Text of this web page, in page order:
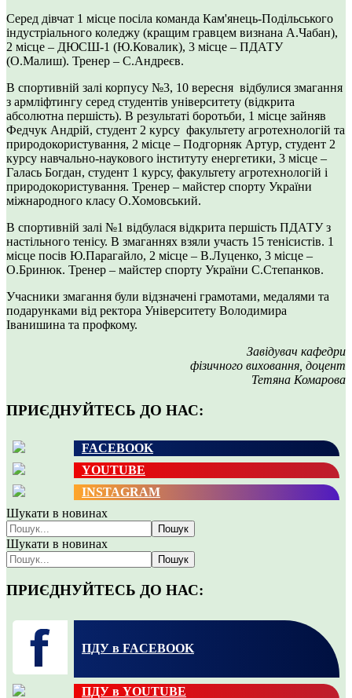
Серед дівчат 1 місце посіла команда Кам'янець-Подільського
індустріального коледжу (кращим гравцем визнана А.Чабан),
2 місце – ДЮСШ-1 (Ю.Ковалик), 3 місце – ПДАТУ
(О.Малиш). Тренер – С.Андреєв.
В спортивній залі корпусу №3, 10 вересня відбулися змагання
з армліфтингу серед студентів університету (відкрита
абсолютна першість). В результаті боротьби, 1 місце зайняв
Федчук Андрій, студент 2 курсу факультету агротехнологій та
природокористування, 2 місце – Подгорняк Артур, студент 2
курсу навчально-наукового інституту енергетики, 3 місце –
Галась Богдан, студент 1 курсу, факультету агротехнологій і
природокористування. Тренер – майстер спорту України
міжнародного класу О.Хомовський.
В спортивній залі №1 відбулася відкрита першість ПДАТУ з
настільного тенісу. В змаганнях взяли участь 15 тенісистів. 1
місце посів Ю.Парагайло, 2 місце – В.Луценко, 3 місце –
О.Бринюк. Тренер – майстер спорту України С.Степанков.
Учасники змагання були відзначені грамотами, медалями та
подарунками від ректора Університету Володимира
Іванишина та профкому.
Завідувач кафедри
фізичного виховання, доцент
Тетяна Комарова
ПРИЄДНУЙТЕСЬ ДО НАС:
FACEBOOK
YOUTUBE
INSTAGRAM
Шукати в новинах
Пошук
Шукати в новинах
Пошук
ПРИЄДНУЙТЕСЬ ДО НАС:
ПДУ в FACEBOOK
ПДУ в YOUTUBE